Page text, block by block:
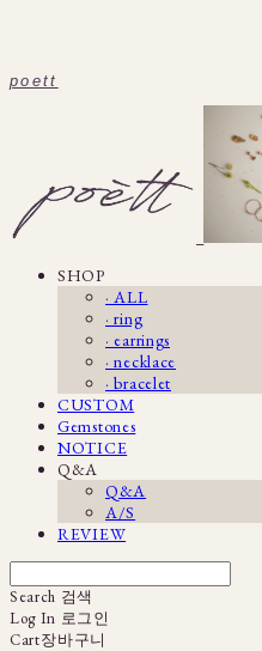
poett
SHOP
· ALL
· ring
· earrings
· necklace
· bracelet
CUSTOM
Gemstones
NOTICE
Q&A
Q&A
A/S
REVIEW
Search 검색
Log In 로그인
Cart장바구니